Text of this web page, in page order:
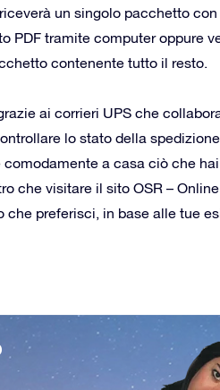
un singolo pacchetto con
PDF tramite computer oppure
contenente tutto il resto.
ai corrieri UPS che
lo stato della
a casa ciò che
che visitare il sito OSR –
preferisci, in base alle tue